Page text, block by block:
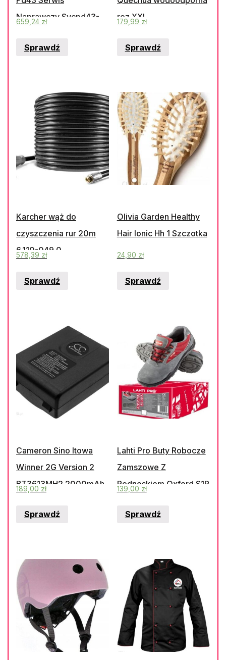
Naprawczy Svcpd43-
659,24 zł
Sprawdź
roz.XXL
179,99 zł
Sprawdź
Karcher wąż do
czyszczenia rur 20m
6.110-049.0
578,39 zł
Sprawdź
Olivia Garden Healthy
Hair Ionic Hh 1 Szczotka
24,90 zł
Sprawdź
Cameron Sino Itowa
Winner 2G Version 2
BT3613MH2 2000mAh
(CSIBT616BL)
189,00 zł
Sprawdź
Lahti Pro Buty Robocze
Zamszowe Z
Podnoskiem Oxford S1P
139,00 zł
Sprawdź